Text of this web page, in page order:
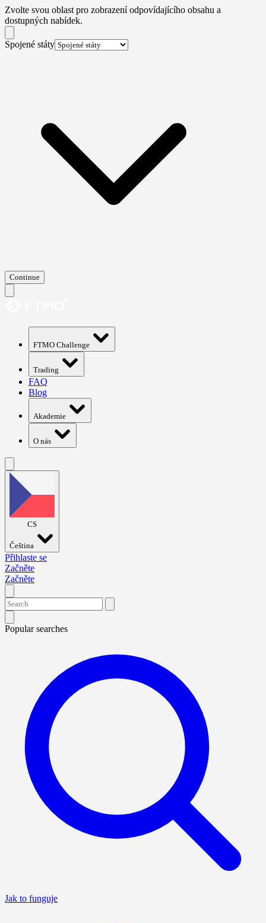
Zvolte svou oblast pro zobrazení odpovídajícího obsahu a
dostupných nabídek.
Spojené státy
Continue
FTMO Challenge
Trading
FAQ
Blog
Akademie
O nás
CS
Čeština
Přihlaste se
Začněte
Začněte
Popular searches
Jak to funguje